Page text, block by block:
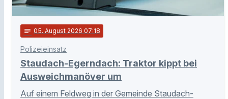
notes 05. August 2026 07:18
Polizeieinsatz
Staudach-Egerndach: Traktor kippt bei
Ausweichmanöver um
Auf einem Feldweg in der Gemeinde Staudach-